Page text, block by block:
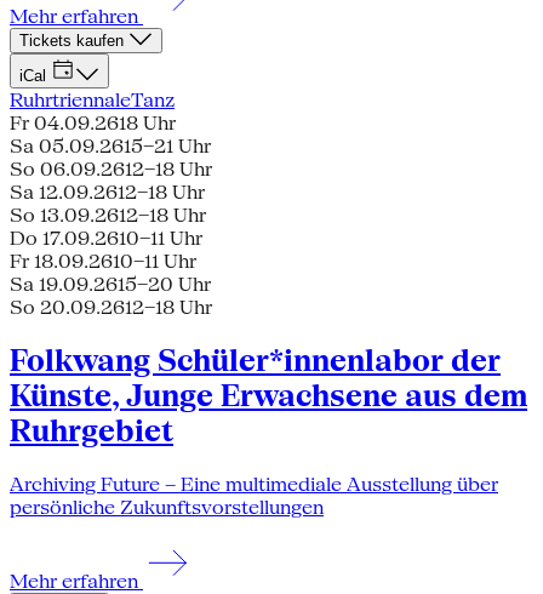
Mehr erfahren
Tickets kaufen
iCal
RuhrtriennaleTanz
Fr 04.09.2618 Uhr
Sa 05.09.2615–21 Uhr
So 06.09.2612–18 Uhr
Sa 12.09.2612–18 Uhr
So 13.09.2612–18 Uhr
Do 17.09.2610–11 Uhr
Fr 18.09.2610–11 Uhr
Sa 19.09.2615–20 Uhr
So 20.09.2612–18 Uhr
Folkwang Schüler*innenlabor der
Künste, Junge Erwachsene aus dem
Ruhrgebiet
Archiving Future – Eine multimediale Ausstellung über
persönliche Zukunftsvorstellungen
Mehr erfahren